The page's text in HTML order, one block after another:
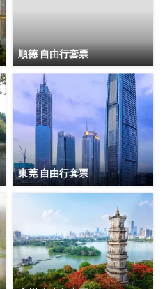
順德 自由行套票
東莞 自由行套票